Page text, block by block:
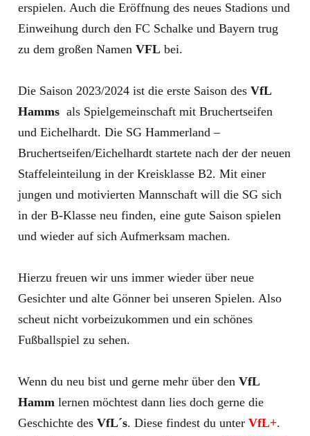
erspielen. Auch die Eröffnung des neues Stadions und
Einweihung durch den FC Schalke und Bayern trug
zu dem großen Namen VFL bei.
Die Saison 2023/2024 ist die erste Saison des VfL
Hamms als Spielgemeinschaft mit Bruchertseifen
und Eichelhardt. Die SG Hammerland –
Bruchertseifen/Eichelhardt startete nach der der neuen
Staffeleinteilung in der Kreisklasse B2. Mit einer
jungen und motivierten Mannschaft will die SG sich
in der B-Klasse neu finden, eine gute Saison spielen
und wieder auf sich Aufmerksam machen.
Hierzu freuen wir uns immer wieder über neue
Gesichter und alte Gönner bei unseren Spielen. Also
scheut nicht vorbeizukommen und ein schönes
Fußballspiel zu sehen.
Wenn du neu bist und gerne mehr über den VfL
Hamm lernen möchtest dann lies doch gerne die
Geschichte des VfL´s. Diese findest du unter VfL+.